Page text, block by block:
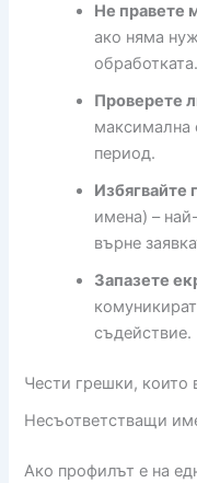
Не правете
ако няма
обработката.
Проверете
максимална
период.
Избягвайте
имена) –
върне
Запазете
съдействие.
Чести грешки, които
Несъответстващи
Ако профилът е на